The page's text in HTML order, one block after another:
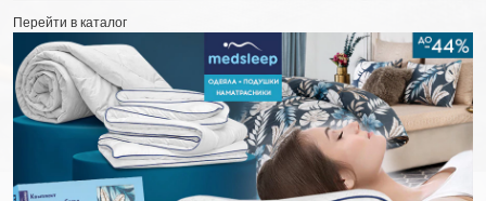
Перейти в каталог